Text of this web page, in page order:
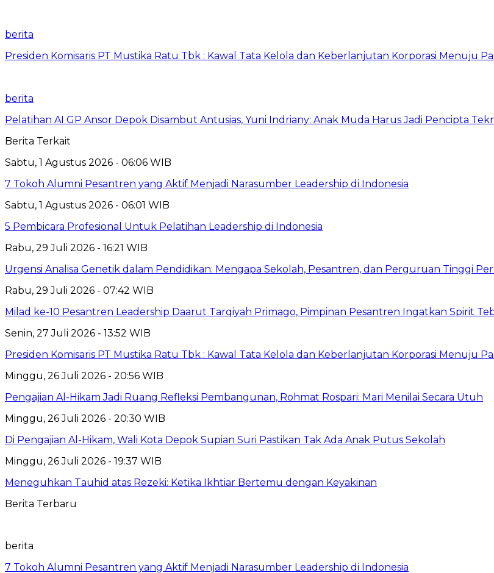
berita
Presiden Komisaris PT Mustika Ratu Tbk : Kawal Tata Kelola dan Keberlanjutan Korporasi Menuju
berita
Pelatihan AI GP Ansor Depok Disambut Antusias, Yuni Indriany: Anak Muda Harus Jadi Pencipta
Berita Terkait
Sabtu, 1 Agustus 2026 - 06:06 WIB
7 Tokoh Alumni Pesantren yang Aktif Menjadi Narasumber Leadership di Indonesia
Sabtu, 1 Agustus 2026 - 06:01 WIB
5 Pembicara Profesional Untuk Pelatihan Leadership di Indonesia
Rabu, 29 Juli 2026 - 16:21 WIB
Urgensi Analisa Genetik dalam Pendidikan: Mengapa Sekolah, Pesantren, dan Perguruan Tinggi
Rabu, 29 Juli 2026 - 07:42 WIB
Milad ke-10 Pesantren Leadership Daarut Tarqiyah Primago, Pimpinan Pesantren Ingatkan Spirit
Senin, 27 Juli 2026 - 13:52 WIB
Presiden Komisaris PT Mustika Ratu Tbk : Kawal Tata Kelola dan Keberlanjutan Korporasi Menuju
Minggu, 26 Juli 2026 - 20:56 WIB
Pengajian Al-Hikam Jadi Ruang Refleksi Pembangunan, Rohmat Rospari: Mari Menilai Secara Utuh
Minggu, 26 Juli 2026 - 20:30 WIB
Di Pengajian Al-Hikam, Wali Kota Depok Supian Suri Pastikan Tak Ada Anak Putus Sekolah
Minggu, 26 Juli 2026 - 19:37 WIB
Meneguhkan Tauhid atas Rezeki: Ketika Ikhtiar Bertemu dengan Keyakinan
Berita Terbaru
berita
7 Tokoh Alumni Pesantren yang Aktif Menjadi Narasumber Leadership di Indonesia